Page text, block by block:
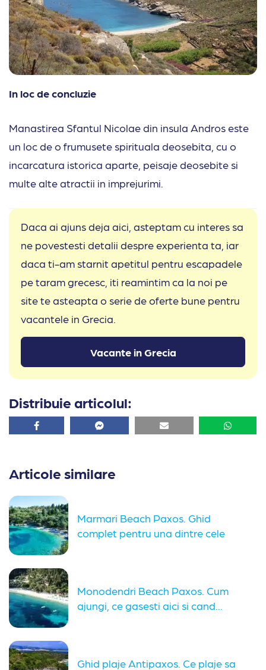
In loc de concluzie
Manastirea Sfantul Nicolae din insula Andros este
un loc de o frumusete spirituala deosebita, cu o
incarcatura istorica aparte, peisaje deosebite si
multe alte atractii in imprejurimi.
Daca ai ajuns deja aici, asteptam cu interes sa
ne povestesti detalii despre experienta ta, iar
daca ti-am starnit apetitul pentru escapadele
pe taram grecesc, iti reamintim ca la noi pe
site te asteapta o serie de oferte bune pentru
vacantele in Grecia.
Vacante in Grecia
Distribuie articolul:
Facebook Facebook Email
Articole similare
Marmari Beach Paxos. Ghid
complet pentru una dintre cele
Monodendri Beach Paxos. Cum
ajungi, ce gasesti aici si cand...
Ghid plaje Antipaxos. Ce plaje sa